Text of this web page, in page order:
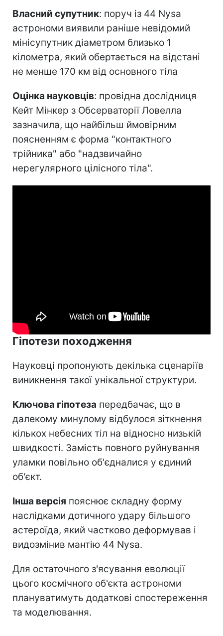
Власний супутник: поруч із 44 Nysa
астрономи виявили раніше невідомий
мінісупутник діаметром близько 1
кілометра, який обертається на відстані
не менше 170 км від основного тіла
Оцінка науковців: провідна дослідниця
Кейт Мінкер з Обсерваторії Ловелла
зазначила, що найбільш ймовірним
поясненням є форма "контактного
трійника" або "надзвичайно
нерегулярного цілісного тіла".
Гіпотези походження
Науковці пропонують декілька сценаріїв
виникнення такої унікальної структури.
Ключова гіпотеза передбачає, що в
далекому минулому відбулося зіткнення
кількох небесних тіл на відносно низькій
швидкості. Замість повного руйнування
уламки повільно об'єдналися у єдиний
об'єкт.
Інша версія пояснює складну форму
наслідками дотичного удару більшого
астероїда, який частково деформував і
видозмінив мантію 44 Nysa.
Для остаточного з'ясування еволюції
цього космічного об'єкта астрономи
плануватимуть додаткові спостереження
та моделювання.